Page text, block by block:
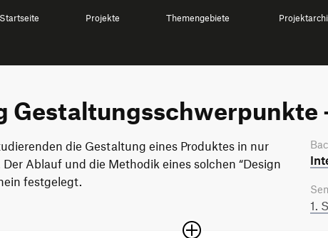
Startseite Projekte Themengebiete
Gestaltungsschwerpunkte
die Gestaltung eines Produktes in nur
Ablauf und die Methodik eines solchen “Design
festgelegt.
1.